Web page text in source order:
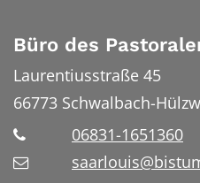
Büro des
Laurentiusstraße 45
66773 Schwalbach-
06831-1651360